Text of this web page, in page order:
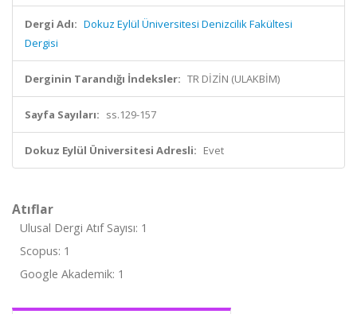
Dergi Adı: Dokuz Eylül Üniversitesi Denizcilik Fakültesi
Dergisi
Derginin Tarandığı İndeksler: TR DİZİN (ULAKBİM)
Sayfa Sayıları: ss.129-157
Dokuz Eylül Üniversitesi Adresli: Evet
Atıflar
Ulusal Dergi Atıf Sayısı: 1
Scopus: 1
Google Akademik: 1